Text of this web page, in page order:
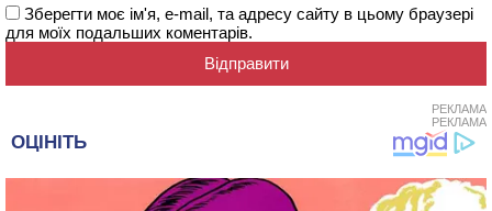
Зберегти моє ім'я, e-mail, та адресу сайту в цьому браузері
для моїх подальших коментарів.
РЕКЛАМА
РЕКЛАМА